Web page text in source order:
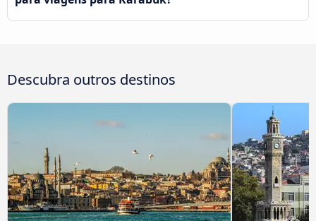
Descubra outros destinos